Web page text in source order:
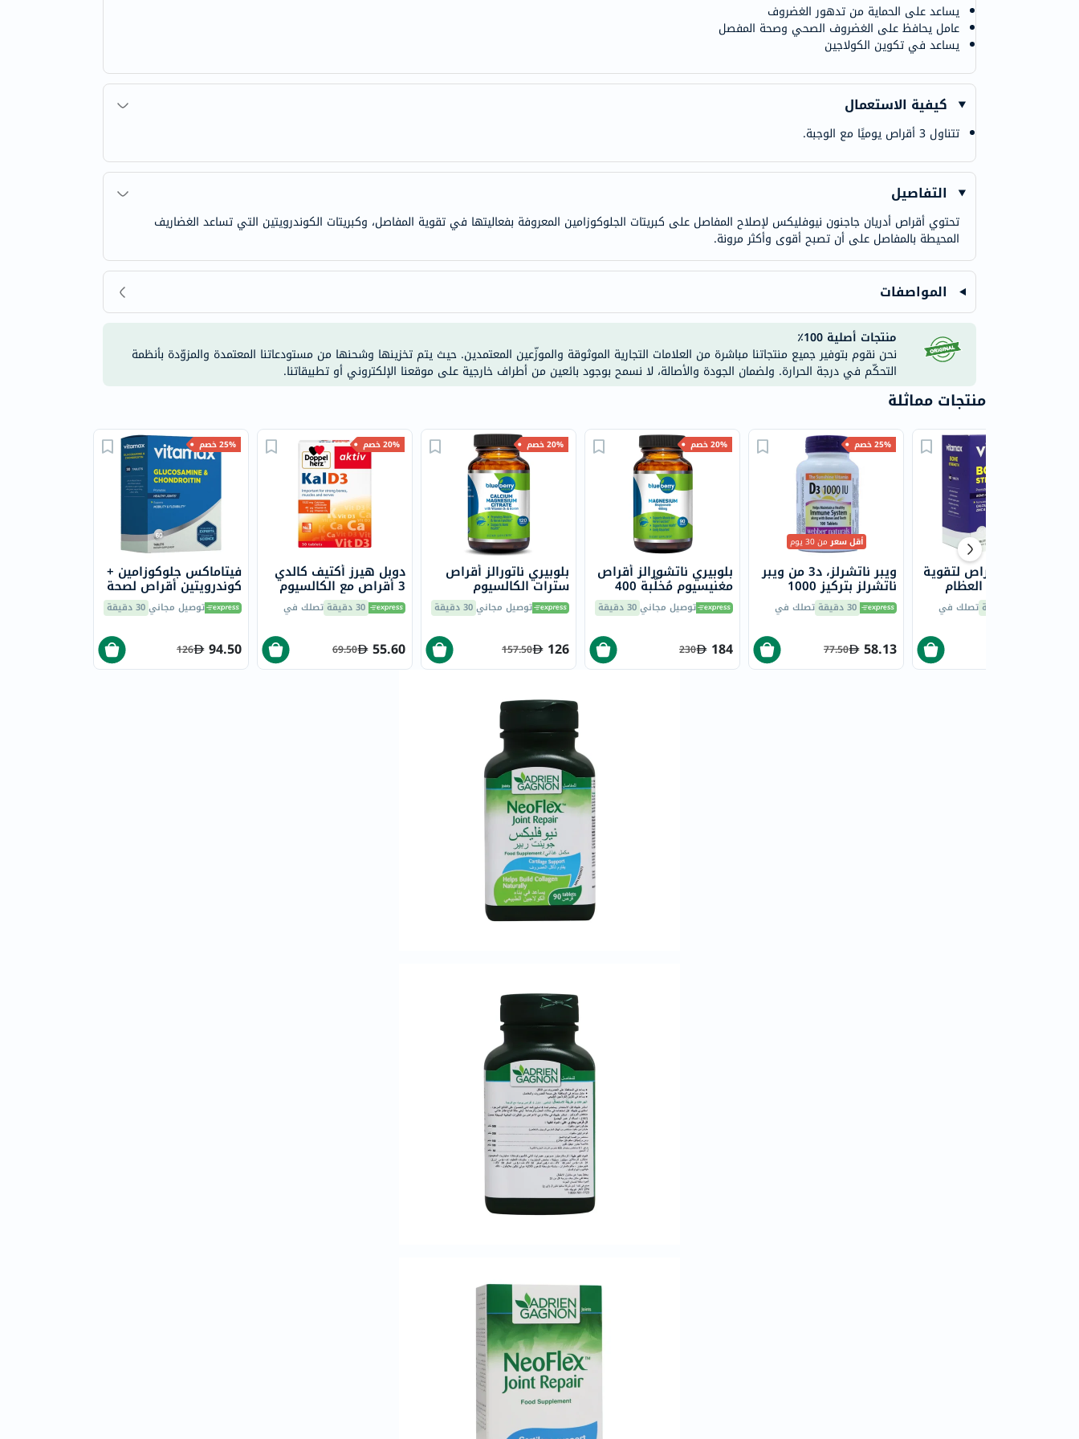
essence
feel
honey
والمكملات
باقة
خسارة
صحي
روتيني
باقة
القلب
الصحي
Original
اختبار
التحسس
الحالة
الصحية
العظام
والمفاصل
المخ
والذاكرة
صحة
القلب
دعم
مرضى
السكري
البولية
الكبد
صحة
البروستاتا
الفيتامينات
مالتي
فيتامين
فيتامين
فيتامين
فيتامين
د
فيتامين
هـ
المعادن
المغنيسيوم
الحديد
يساعد على الحماية من تدهور الغضروف
عامل يحافظ على الغضروف الصحي وصحة المفصل
يساعد في تكوين الكولاجين
كيفية الاستعمال
تتناول 3 أقراص يوميًا مع الوجبة.
التفاصيل
تحتوي أقراص أدريان جاجنون نيوفليكس لإصلاح المفاصل على كبريتات الجلوكوزامين المعروفة بفعاليتها في تقوية المفاصل، وكبريتات الكوندرويتين التي تساعد الغضاريف
المحيطة بالمفاصل على أن تصبح أقوى وأكثر مرونة.
المواصفات
منتجات أصلية 100٪
نحن نقوم بتوفير جميع منتجاتنا مباشرة من العلامات التجارية الموثوقة والموزّعين المعتمدين. حيث يتم تخزينها وشحنها من مستودعاتنا المعتمدة والمزوّدة بأنظمة
التحكّم في درجة الحرارة. ولضمان الجودة والأصالة، لا نسمح بوجود بائعين من أطراف خارجية على موقعنا الإلكتروني أو تطبيقاتنا.
منتجات مماثلة
25% خصم
فيتاماكس جلوكوزامين +
كوندرويتين أقراص لصحة
المفاصل حزمة من 60
توصيل مجاني30 دقيقة
94.50
126
20% خصم
دوبل هيرز أكتيف كالدي
3 أقراص مع الكالسيوم
وفيتامين ك وفيتامين د
لعظام وعضلات وأعصاب
30 دقيقة تصلك في
55.60
69.50
20% خصم
بلوبيري ناتورالز أقراص
سترات الكالسيوم
والمغنيسيوم 120 قرص
B0241توصيل مجاني30 دقيقة
126
157.50
20% خصم
بلوبيري ناتشورالز أقراص
مغنيسيوم مُخلَّبة 400
ملجم، 90 قطعة B0258توصيل مجاني30 دقيقة
184
230
25% خصم
أقل سعرمن 30 يوم
ويبر ناتشرلز، د3 من ويبر
ناتشرلز بتركيز 1000
وحدة دولية لتعزيز صحة
المناعة، حزمة من 1
30 دقيقة تصلك في
58.13
77.50
فيتاماكس أقراص لتقوية
العظام وصحة العظام
تصلك في